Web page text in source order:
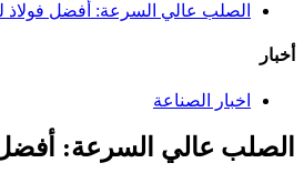
الصلب عالي السرعة: أفضل فولاذ
أخبار
اخبار الصناعة
الصلب عالي السرعة: أفضل